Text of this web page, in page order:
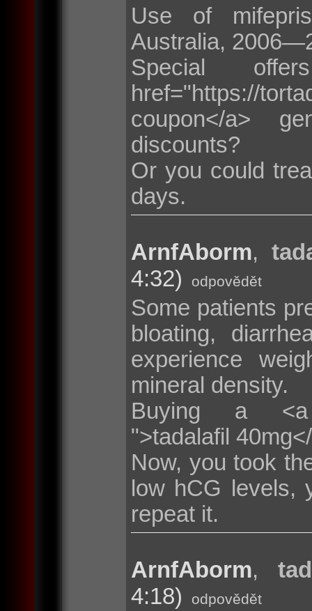
Use of
Australia,
Special
href="https://
coupon</a>
discounts?
Or you could
days.
ArnfAborm,
4:32)
odpovědět
Some patients
bloating,
experience
mineral density.
Buying a <a
">tadalafil
Now, you took
low hCG levels,
repeat it.
ArnfAborm,
4:18)
odpovědět